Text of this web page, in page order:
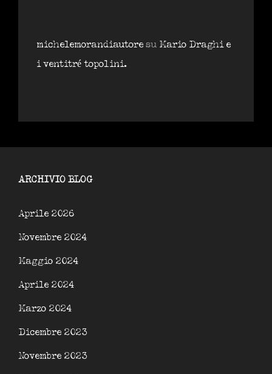
michelemorandiautore su Mario Draghi e
i ventitré topolini.
ARCHIVIO BLOG
Aprile 2026
Novembre 2024
Maggio 2024
Aprile 2024
Marzo 2024
Dicembre 2023
Novembre 2023